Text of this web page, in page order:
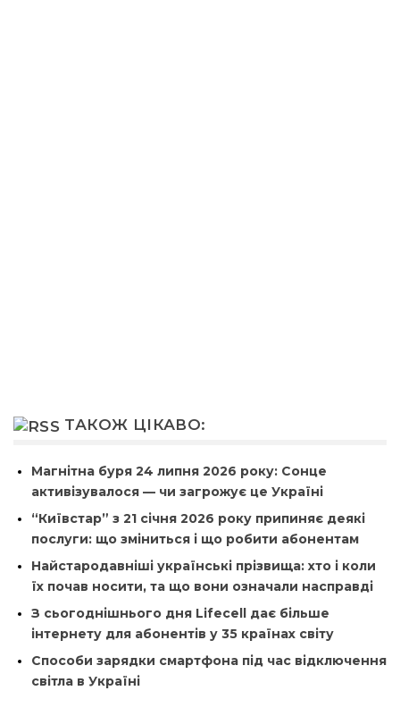
ТАКОЖ ЦІКАВО:
Магнітна буря 24 липня 2026 року: Сонце
активізувалося — чи загрожує це Україні
“Київстар” з 21 січня 2026 року припиняє деякі
послуги: що зміниться і що робити абонентам
Найстародавніші українські прізвища: хто і коли
їх почав носити, та що вони означали насправді
З сьогоднішнього дня Lifecell дає більше
інтернету для абонентів у 35 країнах світу
Способи зарядки смартфона під час відключення
світла в Україні